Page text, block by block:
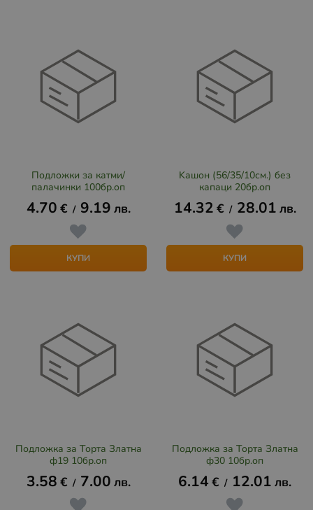
Подложки за катми/
палачинки 100бр.оп
4.70 € / 9.19 лв.
КУПИ
Kашон (56/35/10см.) без
капаци 20бр.оп
14.32 € / 28.01 лв.
КУПИ
Подложка за Торта Златна
ф19 10бр.оп
3.58 € / 7.00 лв.
Подложка за Торта Златна
ф30 10бр.оп
6.14 € / 12.01 лв.